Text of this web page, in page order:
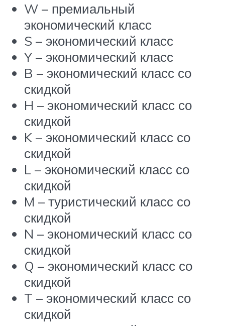
W – премиальный
экономический класс
S – экономический класс
Y – экономический класс
B – экономический класс со
скидкой
H – экономический класс со
скидкой
K – экономический класс со
скидкой
L – экономический класс со
скидкой
M – туристический класс со
скидкой
N – экономический класс со
скидкой
Q – экономический класс со
скидкой
T – экономический класс со
скидкой